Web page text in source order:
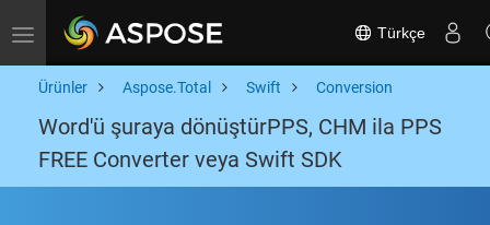
Toggle navigation Türkçe
Ürünler Aspose.Total Swift Conversion
Word'ü şuraya dönüştürPPS, CHM ila PPS
FREE Converter veya Swift SDK